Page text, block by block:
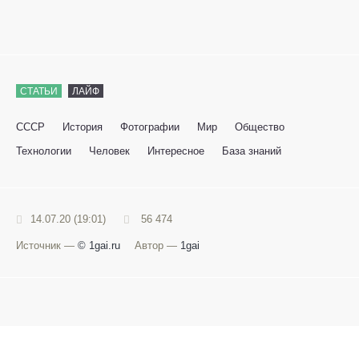
СТАТЬИ ЛАЙФ
СССР История Фотографии Мир
Общество
Технологии
Человек Интересное База знаний
14.07.20 (19:01) 56 474
Источник — © 1gai.ru Автор — 1gai